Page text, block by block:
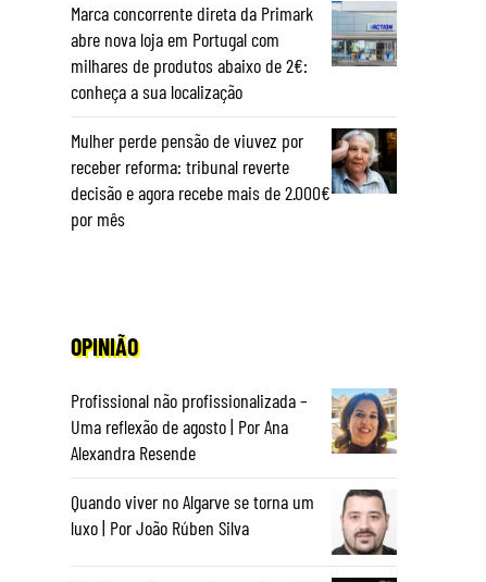
Marca concorrente direta da Primark
abre nova loja em Portugal com
milhares de produtos abaixo de 2€:
conheça a sua localização
Mulher perde pensão de viuvez por
receber reforma: tribunal reverte
decisão e agora recebe mais de 2.000€
por mês
OPINIÃO
Profissional não profissionalizada –
Uma reflexão de agosto | Por Ana
Alexandra Resende
Quando viver no Algarve se torna um
luxo | Por João Rúben Silva